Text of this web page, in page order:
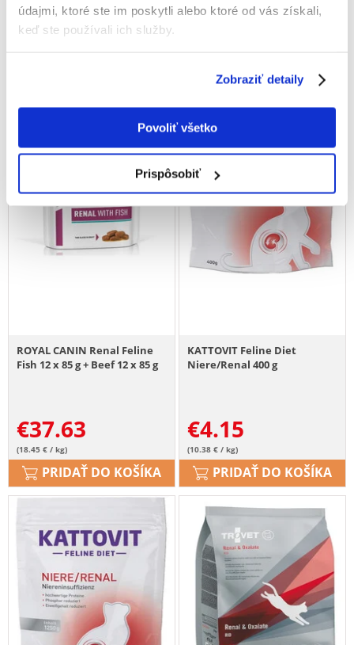
údajmi, ktoré ste im poskytli alebo ktoré od vás získali,
keď ste používali ich služby.
Zobraziť detaily
Povoliť všetko
Prispôsobiť
€16.32
(16.00 € / kg)
€3.39
ROYAL CANIN Renal Feline
Fish 12 x 85 g + Beef 12 x 85 g
€37.63
(18.45 € / kg)
PRIDAŤ DO KOŠÍKA
KATTOVIT Feline Diet
Niere/Renal 400 g
€4.15
(10.38 € / kg)
PRIDAŤ DO KOŠÍKA